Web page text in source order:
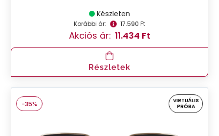
Készleten
Korábbi ár: 17.590 Ft
Akciós ár: 11.434 Ft
Részletek
-35%
VIRTUÁLIS
PRÓBA